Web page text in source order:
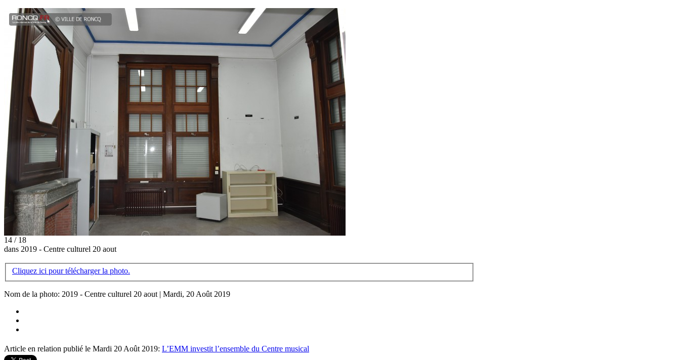
14 / 18
dans 2019 - Centre culturel 20 aout
Cliquez ici pour télécharger la photo.
Nom de la photo: 2019 - Centre culturel 20 aout | Mardi, 20 Août 2019
Article en relation publié le Mardi 20 Août 2019: L’EMM investit l’ensemble du Centre musical